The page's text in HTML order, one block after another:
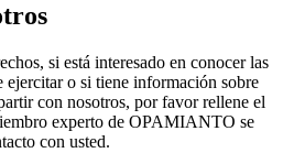
si está interesado en conocer las
ejercitar o si tiene información sobre
con nosotros, por favor rellene el
experto de OPAMIANTO se
con usted.